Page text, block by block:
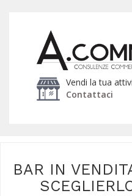
Vendi la tua
Contattaci
BAR IN